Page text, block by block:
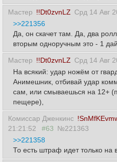
Мастер !!Dt0zvnLZ Срд 14 Авг
>>221356
Да, он скачет там. Да, два
вторым одноручным это - 1
Мастер !!Dt0zvnLZ Срд 14 Авг
На всякий: удар ножём от
Анимешник, отбивай удар
сам, или смываешься на 12+
пещере),
Комиссар Дженкинс
21:21:52
#63 №221363
>>221358
То есть штраф идет только на